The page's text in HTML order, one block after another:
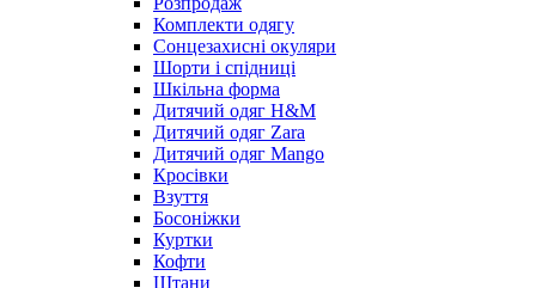
Комплекти одягу
Сонцезахисні окуляри
Шорти і спідниці
Шкільна форма
Дитячий одяг H&M
Дитячий одяг Zara
Дитячий одяг Mango
Кросівки
Взуття
Босоніжки
Куртки
Кофти
Штани